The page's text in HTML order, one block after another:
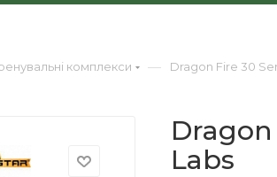
комплекси — Dragon Fire 30
Labs